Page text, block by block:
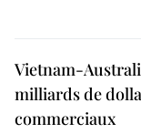
Vietnam-
milliards de
commerciaux